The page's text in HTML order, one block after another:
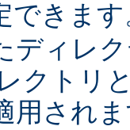
できま
ディレ
クトリ
用され